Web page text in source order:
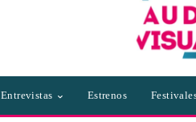
Entrevistas Estrenos